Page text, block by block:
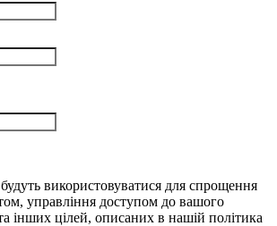
використовуватися для спрощення
управління доступом до вашого
інших цілей, описаних в нашій політика